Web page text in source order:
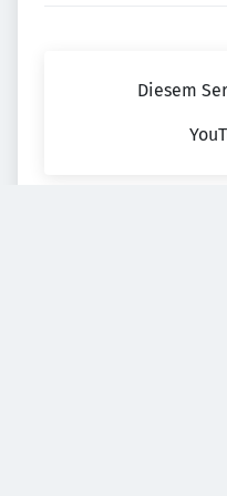
Diesem